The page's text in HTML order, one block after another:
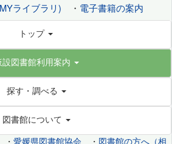
ライブラリ) ・ 電子書籍の案内
トップ
設図書館利用案内
探す・調べる
図書館について
・ 愛媛県図書館協会 ・ 図書館の方へ（相